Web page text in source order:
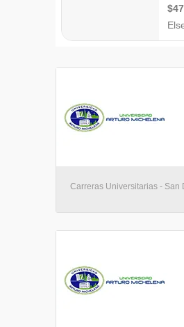
Carreras Universitarias - San